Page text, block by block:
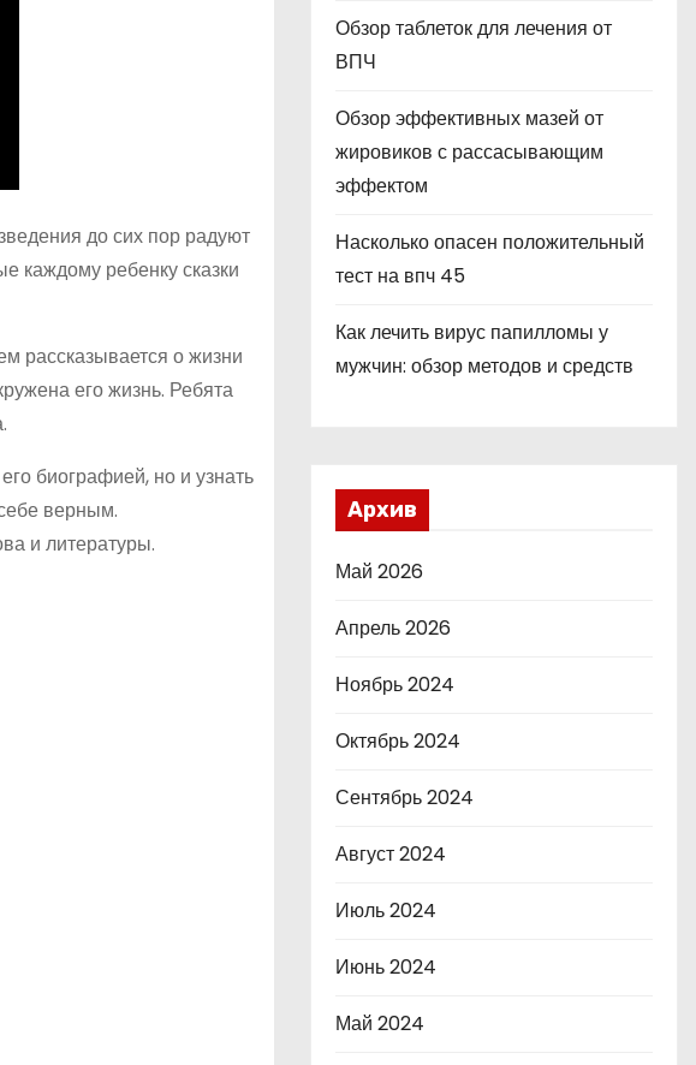
до сих пор радуют
каждому ребенку сказки
рассказывается о жизни
его жизнь. Ребята
биографией, но и узнать
верным.
и литературы.
Обзор таблеток для лечения от
ВПЧ
Обзор эффективных мазей от
жировиков с рассасывающим
эффектом
Насколько опасен положительный
тест на впч 45
Как лечить вирус папилломы у
мужчин: обзор методов и средств
Архив
Май 2026
Апрель 2026
Ноябрь 2024
Октябрь 2024
Сентябрь 2024
Август 2024
Июль 2024
Июнь 2024
Май 2024